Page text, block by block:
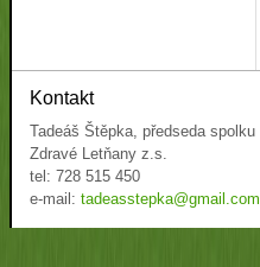
Kontakt
Tadeáš Štěpka, předseda spolku
Zdravé Letňany z.s.
tel: 728 515 450
e-mail: tadeasstepka@gmail.com